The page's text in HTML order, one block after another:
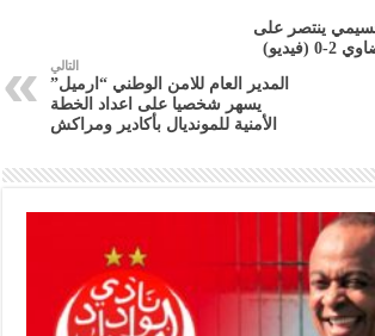
ينتصر على
(فيديو)
التالي
المدير العام للامن الوطني “ارميل”
يسهر شخصيا على اعداد الخطة
الأمنية للمونديال بأكادير ومراكش